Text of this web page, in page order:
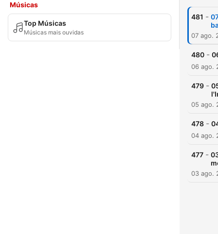
Músicas
Top Músicas
Músicas mais ouvidas
481 -
07 ago.
480 -
06 ago.
479 -
05 ago.
478 -
04 ago.
477 -
03 ago.